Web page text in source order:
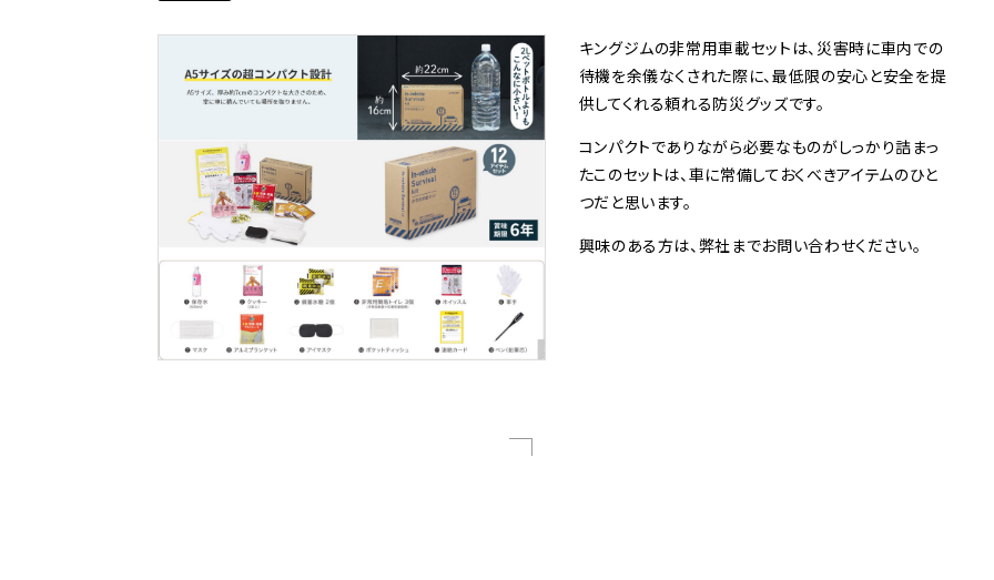
キングジムの非常用車載セットは、災害時に車内での
待機を余儀なくされた際に、最低限の安心と安全を提
供してくれる頼れる防災グッズです。
コンパクトでありながら必要なものがしっかり詰まっ
たこのセットは、車に常備しておくべきアイテムのひと
つだと思います。
興味のある方は、弊社までお問い合わせください。